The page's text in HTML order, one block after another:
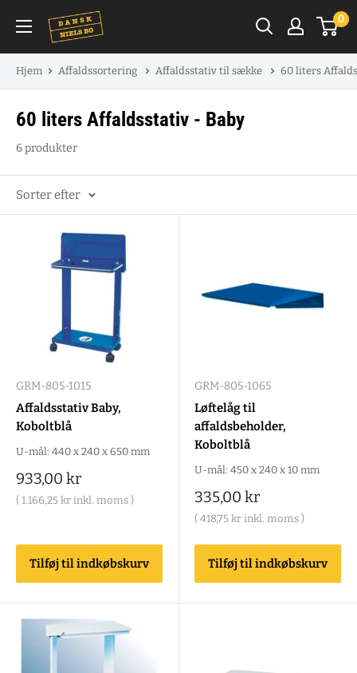
indhold
0
Hjem Affaldssortering Affaldsstativ til sække 60 liters
60 liters Affaldsstativ - Baby
6 produkter
Sorter efter
GRM-805-1015
Affaldsstativ Baby,
Koboltblå
U-mål: 440 x 240 x 650 mm
Salgspris
933,00 kr
( 1.166,25 kr inkl. moms )
Tilføj til indkøbskurv
GRM-805-1065
Løftelåg til
affaldsbeholder,
Koboltblå
U-mål: 450 x 240 x 10 mm
Salgspris
335,00 kr
( 418,75 kr inkl. moms )
Tilføj til indkøbskurv